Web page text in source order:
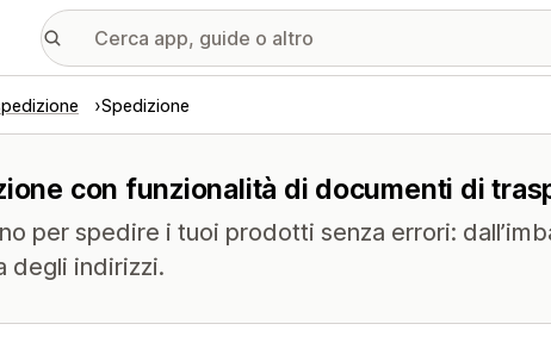
Spedizione
con funzionalità di documenti di
per spedire i tuoi prodotti senza errori:
degli indirizzi.